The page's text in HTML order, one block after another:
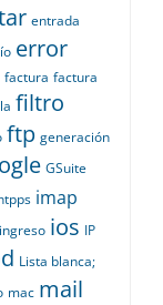
entrada
error
factura factura
filtro
ftp generación
GSuite
imap
ingreso ios IP
Lista blanca;
mac mail